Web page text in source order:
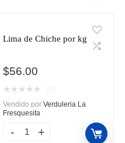
Piezas
Lima de Chiche por kg
$56.00
★ ★ ★ ★ ★
Vendido por Verduleria La
Fresquesita
Lima